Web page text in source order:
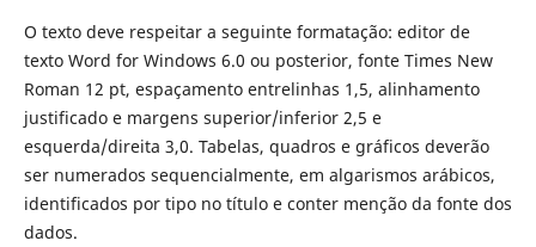
O texto deve respeitar a seguinte formatação: editor de
texto Word for Windows 6.0 ou posterior, fonte Times New
Roman 12 pt, espaçamento entrelinhas 1,5, alinhamento
justificado e margens superior/inferior 2,5 e
esquerda/direita 3,0. Tabelas, quadros e gráficos deverão
ser numerados sequencialmente, em algarismos arábicos,
identificados por tipo no título e conter menção da fonte dos
dados.